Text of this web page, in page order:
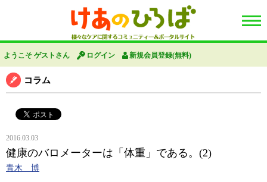
ようこそ ゲストさん ログイン 新規会員登録(無料)
コラム
2016.03.03
健康のバロメーターは「体重」である。(2)
青木 博